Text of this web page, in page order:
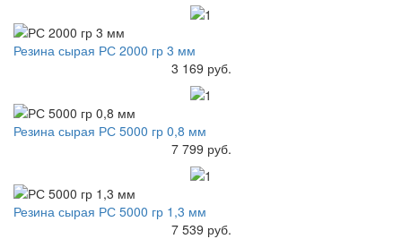
Резина сырая РС 2000 гр 3 мм
3 169 руб.
Резина сырая РС 5000 гр 0,8 мм
7 799 руб.
Резина сырая РС 5000 гр 1,3 мм
7 539 руб.